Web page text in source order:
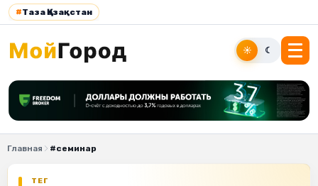
#Таза Қазақстан
☀ ☾
Главная #семинар
ТЕГ